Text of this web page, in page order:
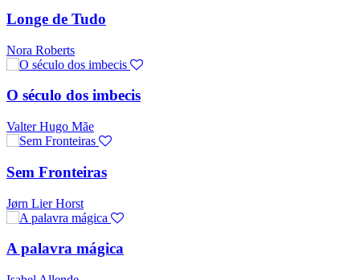
Longe de Tudo
Nora Roberts
O século dos imbecis
Valter Hugo Mãe
Sem Fronteiras
Jørn Lier Horst
A palavra mágica